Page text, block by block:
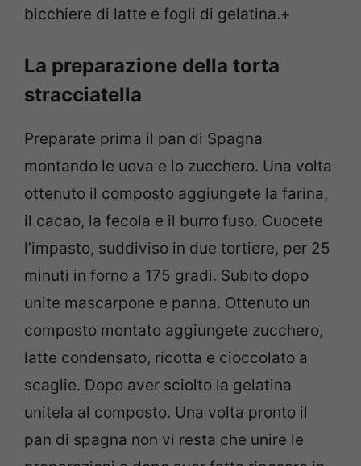
bicchiere di latte e fogli di gelatina.+
La preparazione della torta
stracciatella
Preparate prima il pan di Spagna
montando le uova e lo zucchero. Una volta
ottenuto il composto aggiungete la farina,
il cacao, la fecola e il burro fuso. Cuocete
l’impasto, suddiviso in due tortiere, per 25
minuti in forno a 175 gradi. Subito dopo
unite mascarpone e panna. Ottenuto un
composto montato aggiungete zucchero,
latte condensato, ricotta e cioccolato a
scaglie. Dopo aver sciolto la gelatina
unitela al composto. Una volta pronto il
pan di spagna non vi resta che unire le